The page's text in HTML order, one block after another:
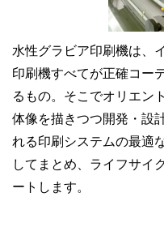
水性グラビア印刷機は、
印刷機すべてが正確コー
るもの。そこでオリエン
体像を描きつつ開発・設
れる印刷システムの最適
してまとめ、ライフサイ
ートします。